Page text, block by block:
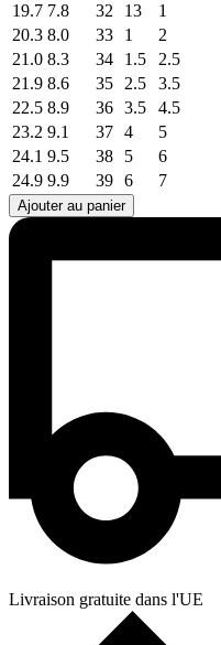
19.7 7.8 32 13
1
20.3 8.0 33 1
2
21.0 8.3 34 1.5
2.5
21.9 8.6 35 2.5
3.5
22.5 8.9 36 3.5
4.5
23.2 9.1 37 4
5
24.1 9.5 38 5
6
24.9 9.9 39 6 7
Ajouter au panier
Livraison gratuite dans l'UE